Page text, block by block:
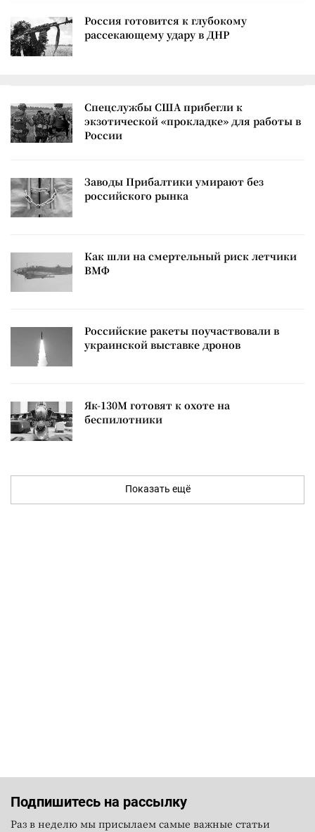
Россия готовится к глубокому
рассекающему удару в ДНР
Спецслужбы США прибегли к
экзотической «прокладке» для работы в
России
Заводы Прибалтики умирают без
российского рынка
Как шли на смертельный риск летчики
ВМФ
Российские ракеты поучаствовали в
украинской выставке дронов
Як-130М готовят к охоте на
беспилотники
Показать ещё
Подпишитесь на рассылку
Раз в неделю мы присылаем самые важные статьи